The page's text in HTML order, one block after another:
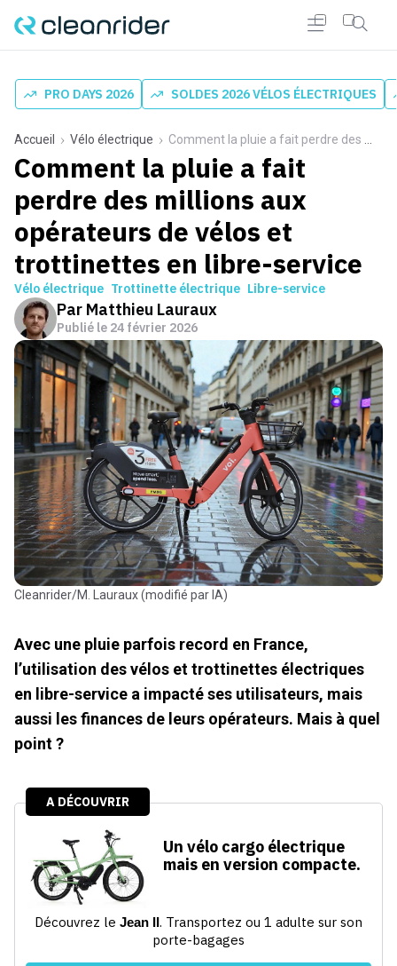
PRO DAYS 2026 SOLDES 2026 VÉLOS ÉLECTRIQUES
Accueil Vélo électrique Comment la pluie a fait perdre des millions aux opérateurs de vélos et trottinettes en libre-service
Comment la pluie a fait
perdre des millions aux
opérateurs de vélos et
trottinettes en libre-service
Vélo électrique Trottinette électrique Libre-service
Par Matthieu Lauraux
Publié le 24 février 2026
Cleanrider/M. Lauraux (modifié par IA)
Avec une pluie parfois record en France,
l’utilisation des vélos et trottinettes électriques
en libre-service a impacté ses utilisateurs, mais
aussi les finances de leurs opérateurs. Mais à quel
point ?